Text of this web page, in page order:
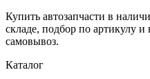
Купить автозапчасти в
складе, подбор по артикулу
самовывоз.
Каталог